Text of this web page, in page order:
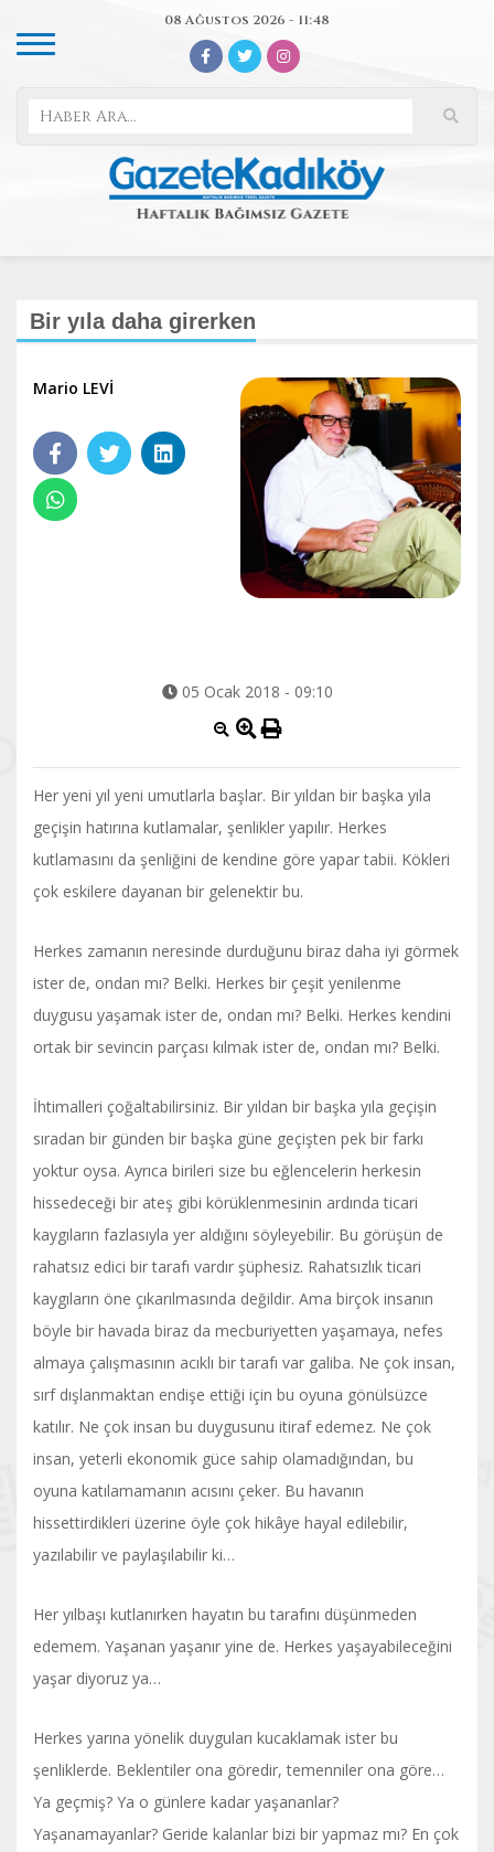
08 Ağustos 2026 - 11:48
Bir yıla daha girerken
Mario LEVİ
05 Ocak 2018 - 09:10
Her yeni yıl yeni umutlarla başlar. Bir yıldan bir başka yıla
geçişin hatırına kutlamalar, şenlikler yapılır. Herkes
kutlamasını da şenliğini de kendine göre yapar tabii. Kökleri
çok eskilere dayanan bir gelenektir bu.
Herkes zamanın neresinde durduğunu biraz daha iyi görmek
ister de, ondan mı? Belki. Herkes bir çeşit yenilenme
duygusu yaşamak ister de, ondan mı? Belki. Herkes kendini
ortak bir sevincin parçası kılmak ister de, ondan mı? Belki.
İhtimalleri çoğaltabilirsiniz. Bir yıldan bir başka yıla geçişin
sıradan bir günden bir başka güne geçişten pek bir farkı
yoktur oysa. Ayrıca birileri size bu eğlencelerin herkesin
hissedeceği bir ateş gibi körüklenmesinin ardında ticari
kaygıların fazlasıyla yer aldığını söyleyebilir. Bu görüşün de
rahatsız edici bir tarafı vardır şüphesiz. Rahatsızlık ticari
kaygıların öne çıkarılmasında değildir. Ama birçok insanın
böyle bir havada biraz da mecburiyetten yaşamaya, nefes
almaya çalışmasının acıklı bir tarafı var galiba. Ne çok insan,
sırf dışlanmaktan endişe ettiği için bu oyuna gönülsüzce
katılır. Ne çok insan bu duygusunu itiraf edemez. Ne çok
insan, yeterli ekonomik güce sahip olamadığından, bu
oyuna katılamamanın acısını çeker. Bu havanın
hissettirdikleri üzerine öyle çok hikâye hayal edilebilir,
yazılabilir ve paylaşılabilir ki…
Her yılbaşı kutlanırken hayatın bu tarafını düşünmeden
edemem. Yaşanan yaşanır yine de. Herkes yaşayabileceğini
yaşar diyoruz ya…
Herkes yarına yönelik duyguları kucaklamak ister bu
şenliklerde. Beklentiler ona göredir, temenniler ona göre…
Ya geçmiş? Ya o günlere kadar yaşananlar?
Yaşanamayanlar? Geride kalanlar bizi bir yapmaz mı? En çok